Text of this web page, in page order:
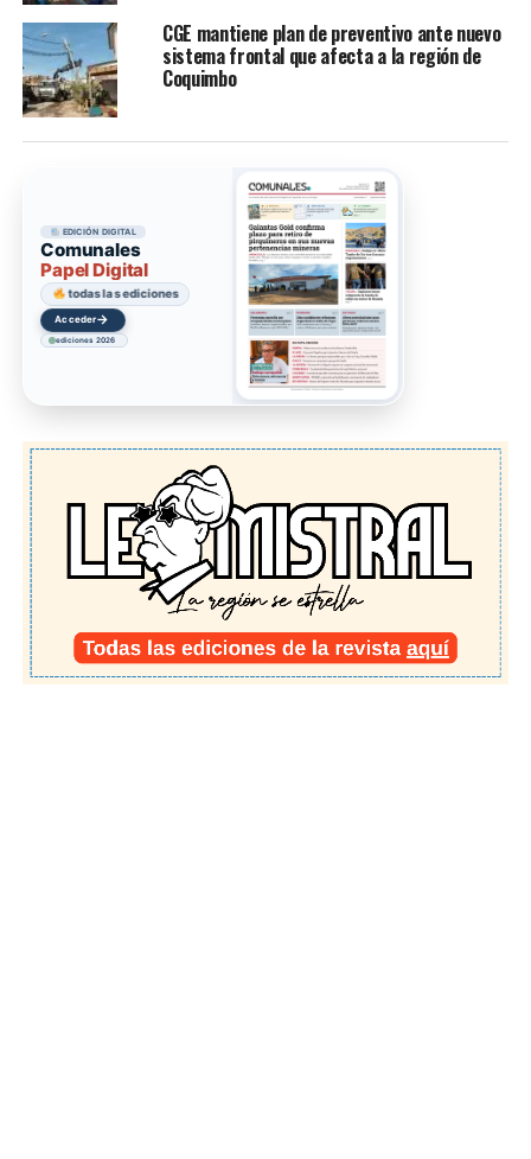
CGE mantiene plan de preventivo ante nuevo
sistema frontal que afecta a la región de
Coquimbo
EDICIÓN DIGITAL
Comunales
Papel Digital
todas las ediciones
Acceder→
ediciones 2026